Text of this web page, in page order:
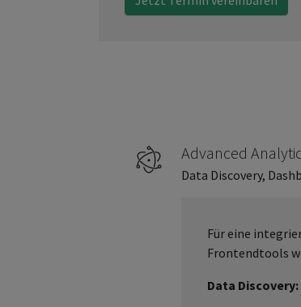
Advanced
Data Discovery,
Für eine
Frontendtools
Data